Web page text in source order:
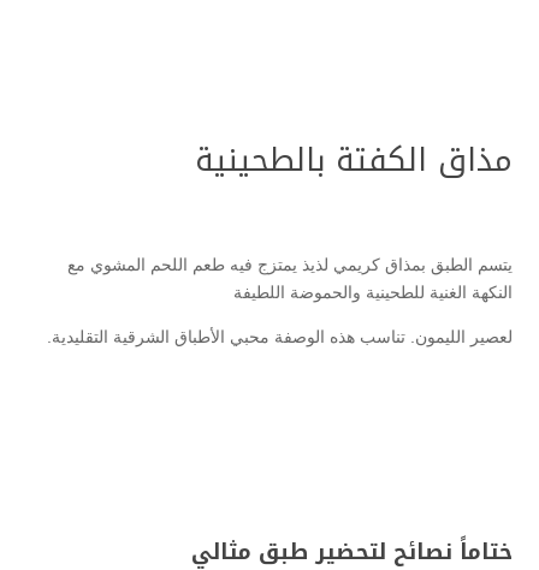
مذاق الكفتة بالطحينية
يتسم الطبق بمذاق كريمي لذيذ يمتزج فيه طعم اللحم المشوي مع
النكهة الغنية للطحينية والحموضة اللطيفة
لعصير الليمون. تناسب هذه الوصفة محبي الأطباق الشرقية التقليدية.
ختاماً نصائح لتحضير طبق مثالي